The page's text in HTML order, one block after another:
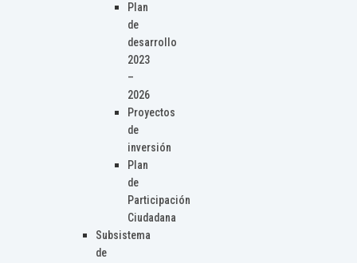
Plan
de
desarrollo
2023
–
2026
Proyectos
de
inversión
Plan
de
Participación
Ciudadana
Subsistema
de